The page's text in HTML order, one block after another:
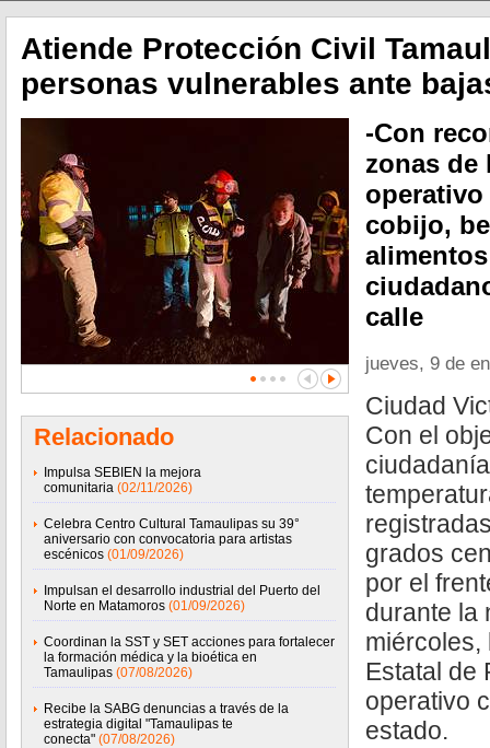
Atiende Protección Civil
personas vulnerables ante
Relacionado
Impulsa SEBIEN la mejora
comunitaria (02/11/2026)
Celebra Centro Cultural Tamaulipas su 39°
aniversario con convocatoria para artistas
escénicos (01/09/2026)
Impulsan el desarrollo industrial del Puerto del
Norte en Matamoros (01/09/2026)
Coordinan la SST y SET acciones para fortalecer
la formación médica y la bioética en
Tamaulipas (07/08/2026)
Recibe la SABG denuncias a través de la
estrategia digital "Tamaulipas te
conecta" (07/08/2026)
-Con
zonas de
cobijo,
calle
jueves, 9 de
Ciudad
Con el
grados
por el
durante la
miércoles,
Estatal de
operativo
estado.